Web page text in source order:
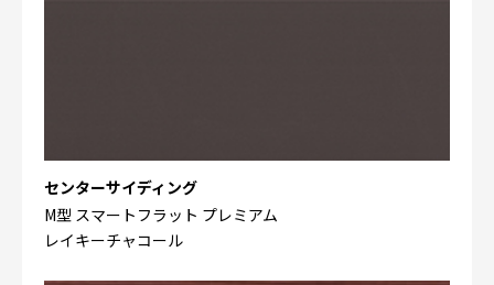
センターサイディング
M型 スマートフラット プレミアム
レイキーチャコール